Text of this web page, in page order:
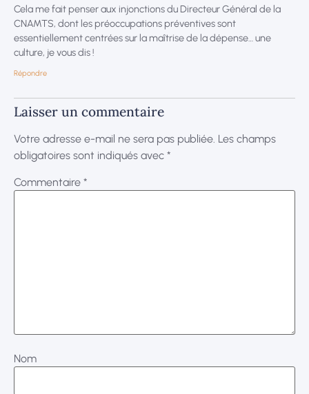
Cela me fait penser aux injonctions du Directeur Général de la
CNAMTS, dont les préoccupations préventives sont
essentiellement centrées sur la maîtrise de la dépense… une
culture, je vous dis !
Répondre
Laisser un commentaire
Votre adresse e-mail ne sera pas publiée. Les champs
obligatoires sont indiqués avec *
Commentaire *
Nom